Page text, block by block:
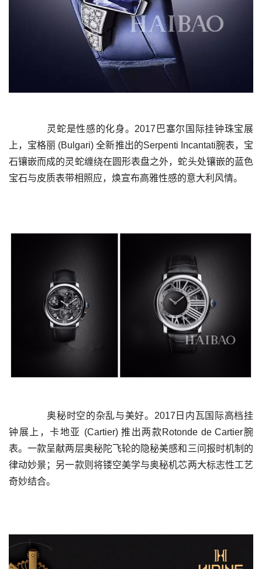
上，宝格丽 (Bulgari) 全新推出的Serpenti Incantati腕表，宝
石镶嵌而成的灵蛇缠绕在圆形表盘之外，蛇头处镶嵌的蓝色
钟展上，卡地亚 (Cartier) 推出两款Rotonde de Cartier腕
表。一款呈献两层奥秘陀飞轮的隐秘美感和三问报时机制的
律动妙景；另一款则将镂空美学与奥秘机芯两大标志性工艺